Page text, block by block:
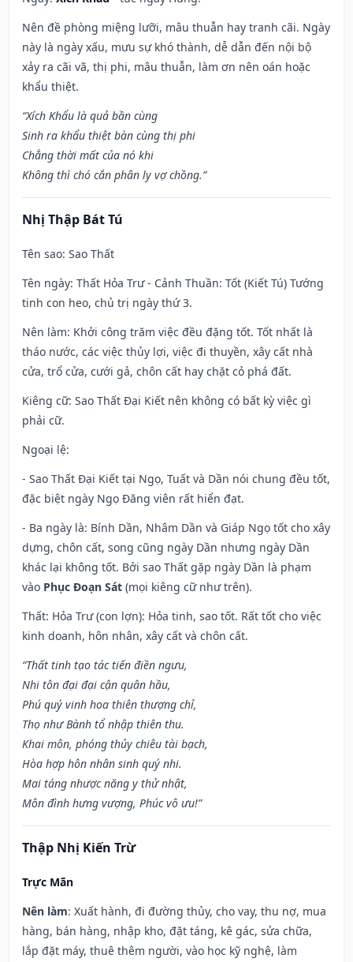
Nên đề phòng miệng lưỡi, mâu thuẫn hay tranh cãi. Ngày
này là ngày xấu, mưu sự khó thành, dễ dẫn đến nội bộ
xảy ra cãi vã, thị phi, mâu thuẫn, làm ơn nên oán hoặc
khẩu thiệt.
“Xích Khẩu là quả bần cùng
Sinh ra khẩu thiệt bàn cùng thị phi
Chẳng thời mất của nó khi
Không thì chó cắn phân ly vợ chồng.”
Nhị Thập Bát Tú
Tên sao: Sao Thất
Tên ngày: Thất Hỏa Trư - Cảnh Thuần: Tốt (Kiết Tú) Tướng
tinh con heo, chủ trị ngày thứ 3.
Nên làm: Khởi công trăm việc đều đặng tốt. Tốt nhất là
tháo nước, các việc thủy lợi, việc đi thuyền, xây cất nhà
cửa, trổ cửa, cưới gả, chôn cất hay chặt cỏ phá đất.
Kiêng cữ: Sao Thất Đại Kiết nên không có bất kỳ việc gì
phải cữ.
Ngoại lệ:
- Sao Thất Đại Kiết tại Ngọ, Tuất và Dần nói chung đều tốt,
đặc biệt ngày Ngọ Đăng viên rất hiển đạt.
- Ba ngày là: Bính Dần, Nhâm Dần và Giáp Ngọ tốt cho xây
dựng, chôn cất, song cũng ngày Dần nhưng ngày Dần
khác lại không tốt. Bởi sao Thất gặp ngày Dần là phạm
vào Phục Đoạn Sát (mọi kiêng cữ như trên).
Thất: Hỏa Trư (con lợn): Hỏa tinh, sao tốt. Rất tốt cho việc
kinh doanh, hôn nhân, xây cất và chôn cất.
“Thất tinh tạo tác tiến điền ngưu,
Nhi tôn đại đại cận quân hầu,
Phú quý vinh hoa thiên thượng chỉ,
Thọ như Bành tổ nhập thiên thu.
Khai môn, phóng thủy chiêu tài bạch,
Hòa hợp hôn nhân sinh quý nhi.
Mai táng nhược năng y thử nhật,
Môn đình hưng vượng, Phúc vô ưu!”
Thập Nhị Kiến Trừ
Trực Mãn
Nên làm: Xuất hành, đi đường thủy, cho vay, thu nợ, mua
hàng, bán hàng, nhập kho, đặt táng, kê gác, sửa chữa,
lắp đặt máy, thuê thêm người, vào học kỹ nghệ, làm